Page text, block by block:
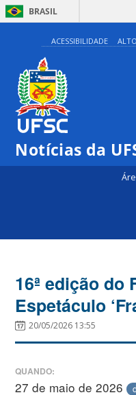
BRASIL
ACESSIBILIDADE
Notícias da
16ª edição do
Espetáculo
20/05/2026 13:55
QUANDO:
27 de maio de 2026